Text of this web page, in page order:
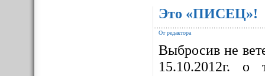
Это «ПИСЕЦ»!
От редактора
Выбросив не
15.10.2012г. о